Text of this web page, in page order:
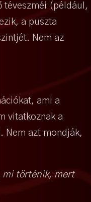
téveszméi (például,
a puszta
Nem az
ami a
vitatkoznak a
. Nem azt mondják,
mi történik, mert